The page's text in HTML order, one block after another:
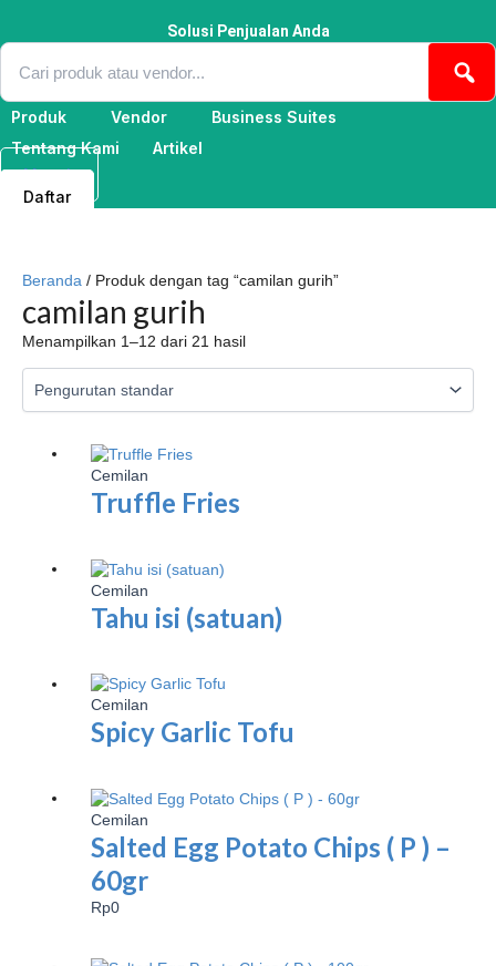
konten
Solusi Penjualan Anda
Produk Vendor
Business Suites
Tentang Kami
Artikel
Masuk
Daftar
Beranda / Produk dengan tag “camilan gurih”
camilan gurih
Menampilkan 1–12 dari 21 hasil
Cemilan
Truffle Fries
Cemilan
Tahu isi (satuan)
Cemilan
Spicy Garlic Tofu
Cemilan
Salted Egg Potato Chips ( P ) –
60gr
Rp0